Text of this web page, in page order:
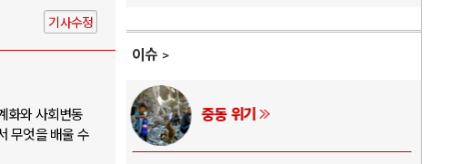
기사수정
화와 사회변동
무엇을 배울 수
이슈
전쟁 중동 위기